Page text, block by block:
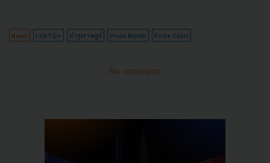
News LGBTQ+ บำรุงราษฎร์ Pride Month Pride Clinic
No comment